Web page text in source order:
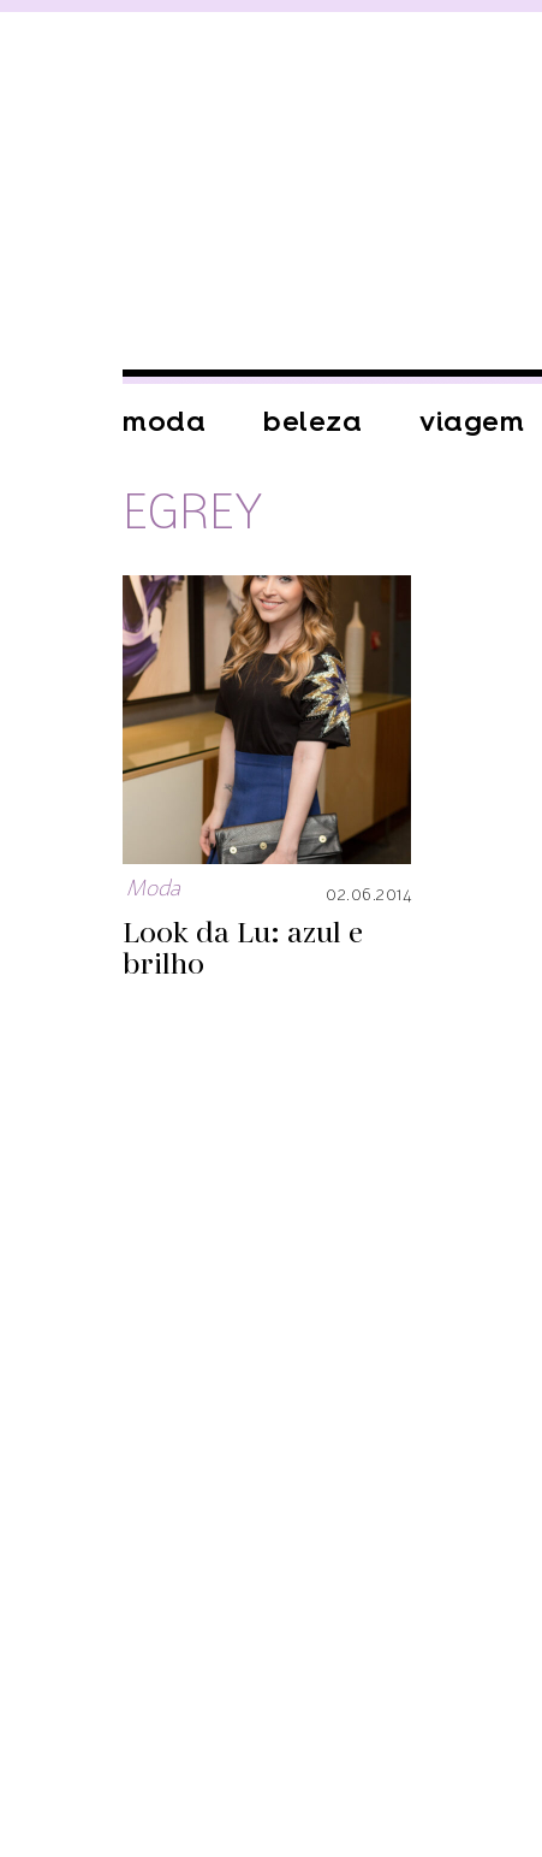
moda beleza viagem
EGREY
Moda 02.06.2014
Look da Lu: azul e
brilho